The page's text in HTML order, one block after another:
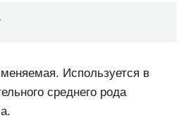
Используется в
среднего рода